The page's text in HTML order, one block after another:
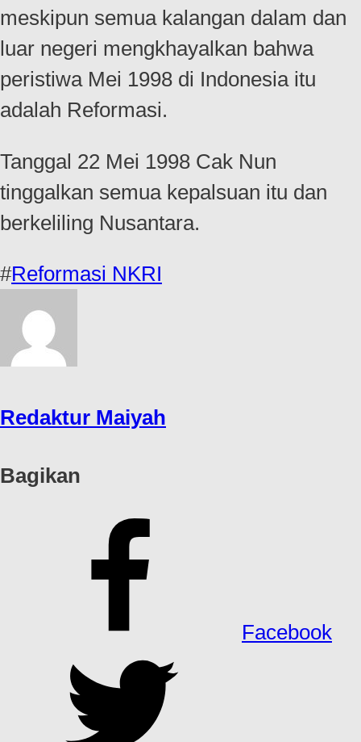
meskipun semua kalangan dalam dan
luar negeri mengkhayalkan bahwa
peristiwa Mei 1998 di Indonesia itu
adalah Reformasi.
Tanggal 22 Mei 1998 Cak Nun
tinggalkan semua kepalsuan itu dan
berkeliling Nusantara.
#Reformasi NKRI
Redaktur Maiyah
Bagikan
Facebook